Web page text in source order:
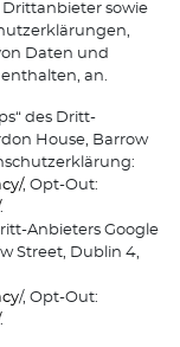
sowie
Daten und
an.
des Dritt-
House, Barrow
, Opt-Out:
.
Anbieters Google
Street, Dublin 4,
/, Opt-Out:
.